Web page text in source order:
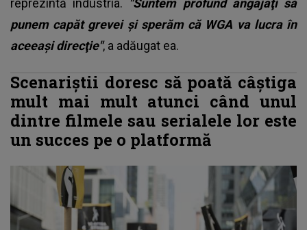
reprezintă industria.
"Suntem profund angajaţi să
punem capăt grevei şi sperăm că WGA va lucra în
aceeaşi direcţie", a adăugat ea.
Scenariştii doresc să poată câştiga
mult mai mult atunci când unul
dintre filmele sau serialele lor este
un succes pe o platformă